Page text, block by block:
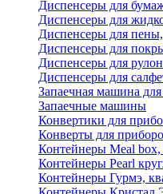
Диспенсеры для
Диспенсеры для
Диспенсеры для
Диспенсеры для
Диспенсеры для
Диспенсеры для
Запаечная машина
Запаечные машины
Конвертики для
Конверты для
Контейнеры Meal
Контейнеры Pearl
Контейнеры Гурмэ,